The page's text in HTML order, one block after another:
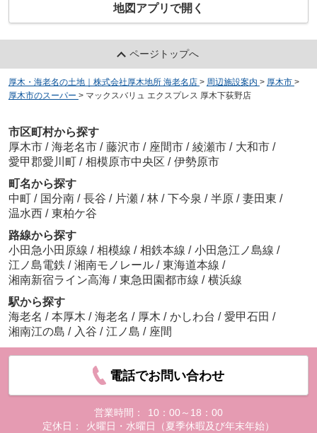
地図アプリで開く
ページトップへ
厚木・海老名の土地｜株式会社厚木地所 海老名店 > 周辺施設案内 > 厚木市 >
厚木市のスーパー > マックスバリュ エクスプレス 厚木下荻野店
市区町村から探す
厚木市 / 海老名市 / 藤沢市 / 座間市 / 綾瀬市 / 大和市 /
愛甲郡愛川町 / 相模原市中央区 / 伊勢原市
町名から探す
中町 / 国分南 / 長谷 / 片瀬 / 林 / 下今泉 / 半原 / 妻田東 /
温水西 / 東柏ケ谷
路線から探す
小田急小田原線 / 相模線 / 相鉄本線 / 小田急江ノ島線 /
江ノ島電鉄 / 湘南モノレール / 東海道本線 /
湘南新宿ライン高海 / 東急田園都市線 / 横浜線
駅から探す
海老名 / 本厚木 / 海老名 / 厚木 / かしわ台 / 愛甲石田 /
湘南江の島 / 入谷 / 江ノ島 / 座間
電話でお問い合わせ
営業時間：
10：00～18：00
定休日：
火曜日・水曜日（夏季休暇及び年末年始）